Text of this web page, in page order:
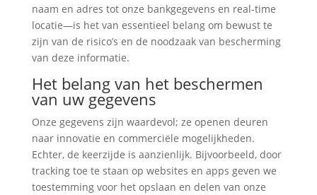
naam en adres tot onze bankgegevens en real-time
locatie—is het van essentieel belang om bewust te
zijn van de risico’s en de noodzaak van bescherming
van deze informatie.
Het belang van het beschermen
van uw gegevens
Onze gegevens zijn waardevol; ze openen deuren
naar innovatie en commerciële mogelijkheden.
Echter, de keerzijde is aanzienlijk. Bijvoorbeeld, door
tracking toe te staan op websites en apps geven we
toestemming voor het opslaan en delen van onze